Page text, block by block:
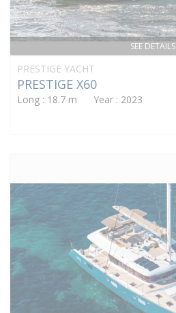
SEE DETAILS
PRESTIGE YACHT
PRESTIGE X60
Long : 18.7 m Year : 2023